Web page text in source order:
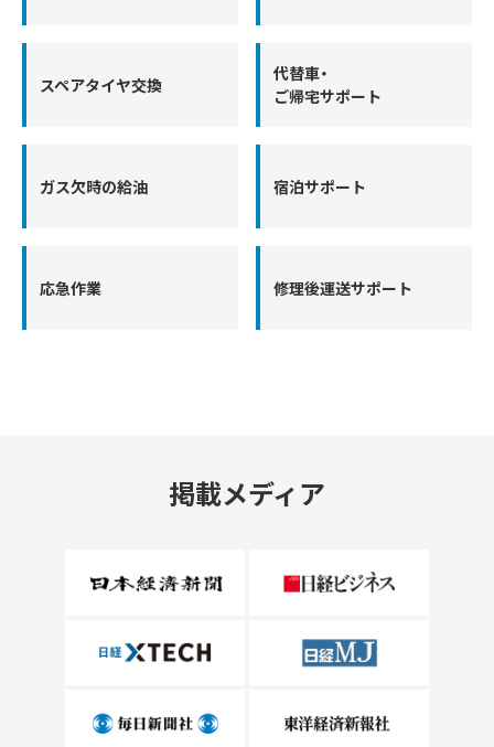
スペアタイヤ交換
代替車・
ご帰宅サポート
ガス欠時の給油 宿泊サポート
応急作業 修理後運送サポート
掲載メディア